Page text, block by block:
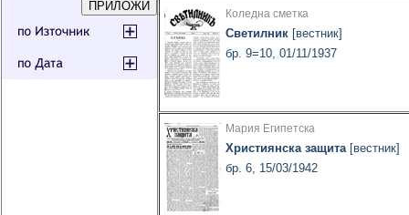
Коледна сметка
Светилник [вестник]
бр. 9=10, 01/11/1937
Мария Египетска
Християнска защита[вестник]
бр. 6, 15/03/1942